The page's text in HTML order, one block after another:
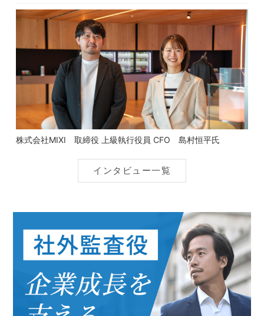
株式会社MIXI 取締役 上級執行役員 CFO 島村恒平氏
インタビュー一覧